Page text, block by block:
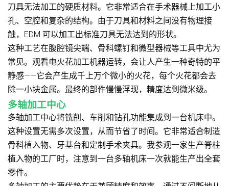
刀具无法加工的硬质材料。它非常适合在手术器械上加工小
孔、空腔和复杂的结构。由于刀具和材料之间没有物理接
触，EDM 可以加工出标准刀具无法达到的形状。
这种工艺在腹腔镜尖端、骨科螺钉和微型器械等工具中尤为
常见。观看电火花加工机器运转，会让人产生一种奇特的平
静感——它会产生成千上万个微小的火花，每个火花都会去
除一小块金属。最终的部件慢慢浮现，精度达到微米级。
多轴加工中心
多轴加工中心将铣削、车削和钻孔功能集成到一台机床中。
这种设置无需多次设置，从而节省了时间。它非常适合制造
骨科植入物、牙基台和定制手术夹具。我参观一家生产脊柱
植入物的工厂时，注意到一台多轴机床一次就能生产出全套
零件。